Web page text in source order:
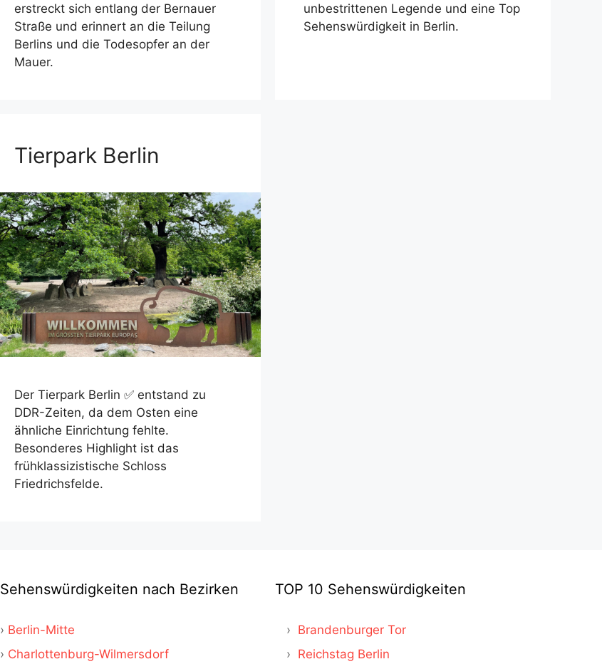
erstreckt sich entlang der Bernauer
Straße und erinnert an die Teilung
Berlins und die Todesopfer an der
Mauer.
unbestrittenen Legende und eine Top
Sehenswürdigkeit in Berlin.
Tierpark Berlin
Der Tierpark Berlin ✅ entstand zu
DDR-Zeiten, da dem Osten eine
ähnliche Einrichtung fehlte.
Besonderes Highlight ist das
frühklassizistische Schloss
Friedrichsfelde.
Sehenswürdigkeiten nach Bezirken
Berlin-Mitte
Charlottenburg-Wilmersdorf
TOP 10 Sehenswürdigkeiten
Brandenburger Tor
Reichstag Berlin